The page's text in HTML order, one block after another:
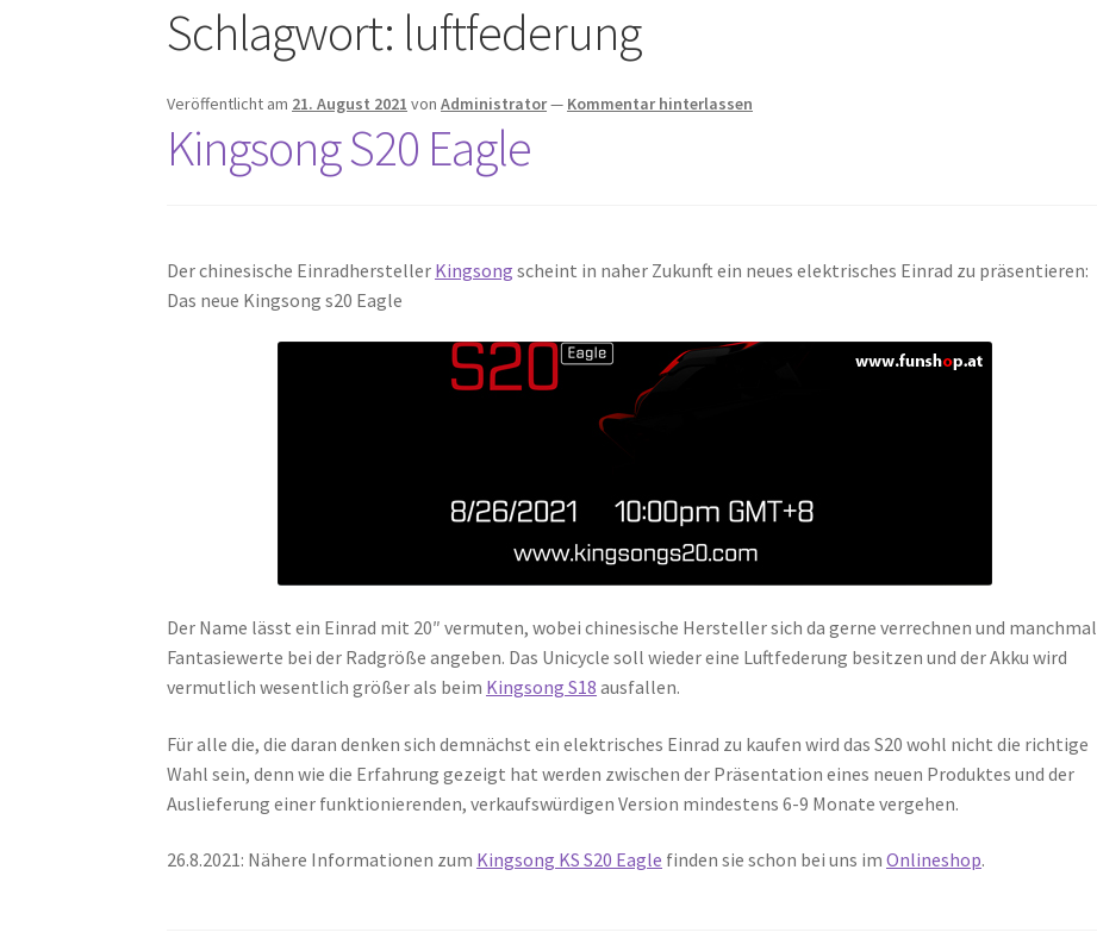
Schlagwort: luftfederung
Veröffentlicht am 21. August 2021 vonAdministrator— Kommentar hinterlassen
Kingsong S20 Eagle
Der chinesische Einradhersteller Kingsong scheint in naher Zukunft ein neues elektrisches Einrad zu präsentieren:
Das neue Kingsong s20 Eagle
Der Name lässt ein Einrad mit 20″ vermuten, wobei chinesische Hersteller sich da gerne verrechnen und manchmal
Fantasiewerte bei der Radgröße angeben. Das Unicycle soll wieder eine Luftfederung besitzen und der Akku wird
vermutlich wesentlich größer als beim Kingsong S18 ausfallen.
Für alle die, die daran denken sich demnächst ein elektrisches Einrad zu kaufen wird das S20 wohl nicht die richtige
Wahl sein, denn wie die Erfahrung gezeigt hat werden zwischen der Präsentation eines neuen Produktes und der
Auslieferung einer funktionierenden, verkaufswürdigen Version mindestens 6-9 Monate vergehen.
26.8.2021: Nähere Informationen zum Kingsong KS S20 Eagle finden sie schon bei uns imOnlineshop.